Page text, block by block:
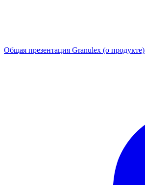
Общая презентация Granulex (о продукте)